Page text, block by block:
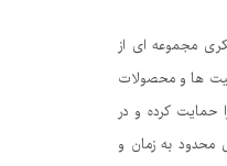
مجموعه ای از
ها و محصولات
حمایت کرده و در
به زمان و